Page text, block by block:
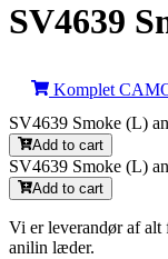
SV4639
Komplet
SV4639 Smoke (L)
Add to cart
SV4639 Smoke (L)
Add to cart
Vi er leverandør af alt
anilin læder.